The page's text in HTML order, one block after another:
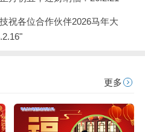
祝各位合作伙伴2026马年大
更多